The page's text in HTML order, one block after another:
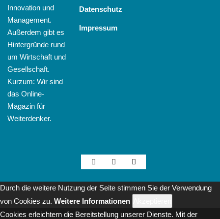
Innovation und
Management.
Außerdem gibt es
Hintergründe rund
um Wirtschaft und
Gesellschaft.
Kurzum: Wir sind
das Online-
Magazin für
Weiterdenker.
Datenschutz
Impressum
Durch die weitere Nutzung der Seite stimmen Sie der Verwendung
von Cookies zu. Weitere Informationen
Cookies erleichtern die Bereitstellung unserer Dienste. Mit der